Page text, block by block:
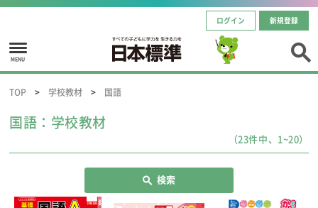
ログイン 新規登録
MENU
TOP 学校教材 国語
国語：学校教材
（23件中、1~20）
検索